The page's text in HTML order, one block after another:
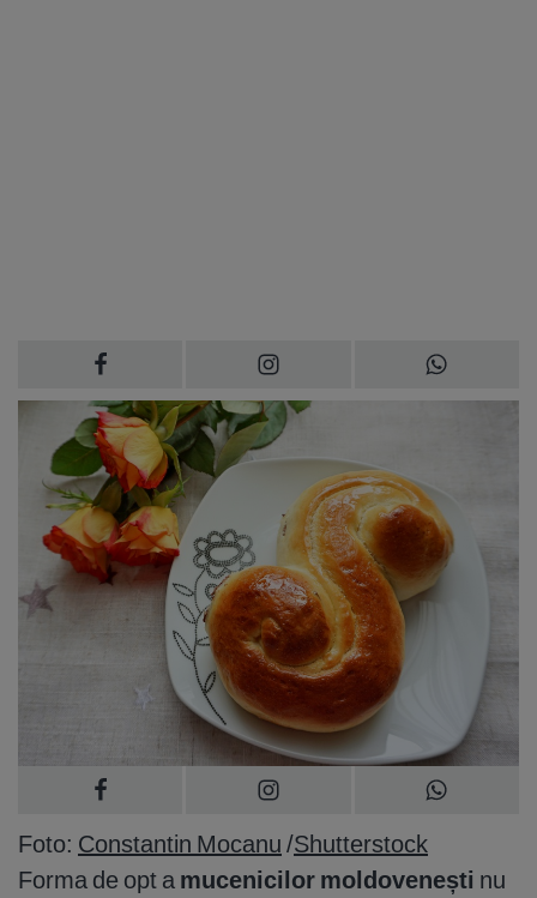
Foto: Constantin Mocanu /Shutterstock
Forma de opt a mucenicilor moldovenești nu